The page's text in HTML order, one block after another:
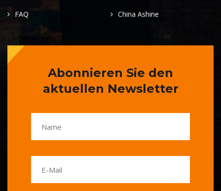
FAQ China Ashine
Abonnieren Sie den
aktuellen Newsletter